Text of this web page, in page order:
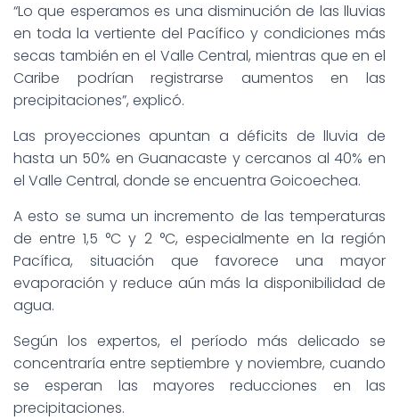
“Lo que esperamos es una disminución de las lluvias
en toda la vertiente del Pacífico y condiciones más
secas también en el Valle Central, mientras que en el
Caribe podrían registrarse aumentos en las
precipitaciones”, explicó.
Las proyecciones apuntan a déficits de lluvia de
hasta un 50% en Guanacaste y cercanos al 40% en
el Valle Central, donde se encuentra Goicoechea.
A esto se suma un incremento de las temperaturas
de entre 1,5 °C y 2 °C, especialmente en la región
Pacífica, situación que favorece una mayor
evaporación y reduce aún más la disponibilidad de
agua.
Según los expertos, el período más delicado se
concentraría entre septiembre y noviembre, cuando
se esperan las mayores reducciones en las
precipitaciones.